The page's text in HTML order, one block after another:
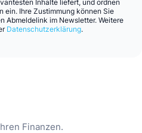
Inhalte liefert, und ordnen
ein. Ihre Zustimmung können Sie
Abmeldelink im Newsletter. Weitere
Datenschutzerklärung.
Finanzen.